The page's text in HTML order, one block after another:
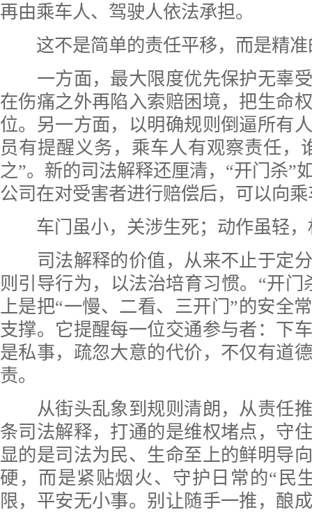
再由乘车人、驾驶人依法承担。
这不是简单的责任平移，而是精准
一方面，最大限度优先保护无辜受
在伤痛之外再陷入索赔困境，把生命
位。另一方面，以明确规则倒逼所有
员有提醒义务，乘车人有观察责任，
之”。新的司法解释还厘清，“开门杀”
公司在对受害者进行赔偿后，可以向
车门虽小，关涉生死；动作虽轻，
司法解释的价值，从来不止于定分
则引导行为，以法治培育习惯。“开门
上是把“一慢、二看、三开门”的安全
支撑。它提醒每一位交通参与者：下
是私事，疏忽大意的代价，不仅有道
责。
从街头乱象到规则清朗，从责任推
条司法解释，打通的是维权堵点，守
显的是司法为民、生命至上的鲜明导
硬，而是紧贴烟火、守护日常的“民
限，平安无小事。别让随手一推，酿